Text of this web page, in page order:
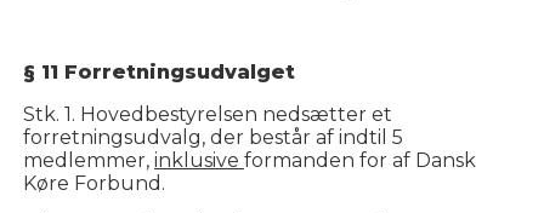
§ 11 Forretningsudvalget
Stk. 1. Hovedbestyrelsen nedsætter et
forretningsudvalg, der består af indtil 5
medlemmer, inklusive formanden for af Dansk
Køre Forbund.